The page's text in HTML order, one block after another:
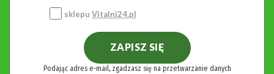
sklepu Vitalni24.pl
ZAPISZ SIĘ
Podając adres e-mail, zgadzasz się na przetwarzanie danych